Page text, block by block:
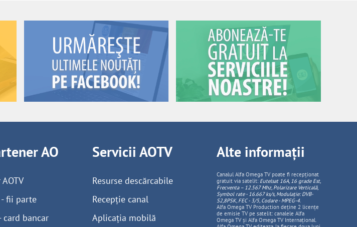
AO
- fii parte
card bancar
Servicii AOTV
Resurse descărcabile
Recepție canal
Aplicația mobilă
Alte informații
Canalul Alfa Omega TV poate fi recepționat
gratuit via satelit: Eutelsat 16A, 16 grade Est,
Frecventa – 12.567 Mhz, PolarizareVerticală,
Symbol rate - 16.667 ks/s, Modulație: DVB-
S2,8PSK, FEC - 3/5, Codare - MPEG-4.
Alfa Omega TV Production deține 2 licențe
de emisie TV pe satelit: canalele Alfa
Omega TV și Alfa Omega TV Internațional.